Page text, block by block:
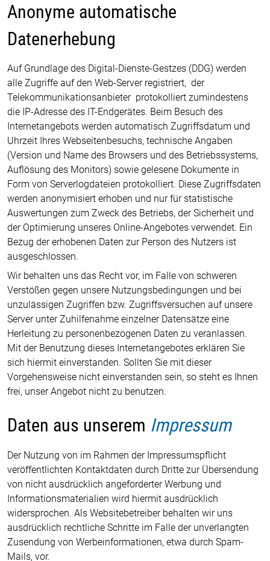
Anonyme automatische
Datenerhebung
Auf Grundlage des Digital-Dienste-Gestzes (DDG) werden
alle Zugriffe auf den Web-Server registriert, der
Telekommunikationsanbieter protokolliert zumindestens
die IP-Adresse des IT-Endgerätes. Beim Besuch des
Internetangebots werden automatisch Zugriffsdatum und
Uhrzeit Ihres Webseitenbesuchs, technische Angaben
(Version und Name des Browsers und des Betriebssystems,
Auflösung des Monitors) sowie gelesene Dokumente in
Form von Serverlogdateien protokolliert. Diese Zugriffsdaten
werden anonymisiert erhoben und nur für statistische
Auswertungen zum Zweck des Betriebs, der Sicherheit und
der Optimierung unseres Online-Angebotes verwendet. Ein
Bezug der erhobenen Daten zur Person des Nutzers ist
ausgeschlossen.
Wir behalten uns das Recht vor, im Falle von schweren
Verstößen gegen unsere Nutzungsbedingungen und bei
unzulässigen Zugriffen bzw. Zugriffsversuchen auf unsere
Server unter Zuhilfenahme einzelner Datensätze eine
Herleitung zu personenbezogenen Daten zu veranlassen.
Mit der Benutzung dieses Internetangebotes erklären Sie
sich hiermit einverstanden. Sollten Sie mit dieser
Vorgehensweise nicht einverstanden sein, so steht es Ihnen
frei, unser Angebot nicht zu benutzen.
Daten aus unserem Impressum
Der Nutzung von im Rahmen der Impressumspflicht
veröffentlichten Kontaktdaten durch Dritte zur Übersendung
von nicht ausdrücklich angeforderter Werbung und
Informationsmaterialien wird hiermit ausdrücklich
widersprochen. Als Websitebetreiber behalten wir uns
ausdrücklich rechtliche Schritte im Falle der unverlangten
Zusendung von Werbeinformationen, etwa durch Spam-
Mails, vor.